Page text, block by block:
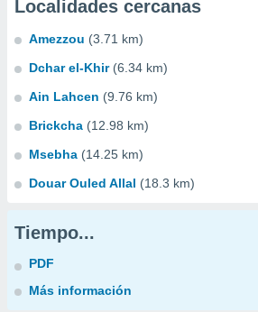
Localidades cercanas
Amezzou (3.71 km)
Dchar el-Khir (6.34 km)
Ain Lahcen (9.76 km)
Brickcha (12.98 km)
Msebha (14.25 km)
Douar Ouled Allal (18.3 km)
Tiempo...
PDF
Más información